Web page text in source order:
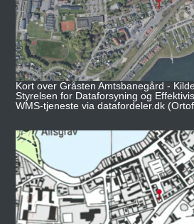
Kort over Gråsten Amtsbanegård -
Styrelsen for Dataforsyning og
WMS-tjeneste via datafordeler.dk